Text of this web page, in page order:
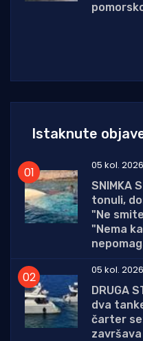
Istaknute
05 kol. 2026
SNIMKA
tonuli,
"Ne
"Nema
05 kol. 2026
DRUGA
dva
čarter